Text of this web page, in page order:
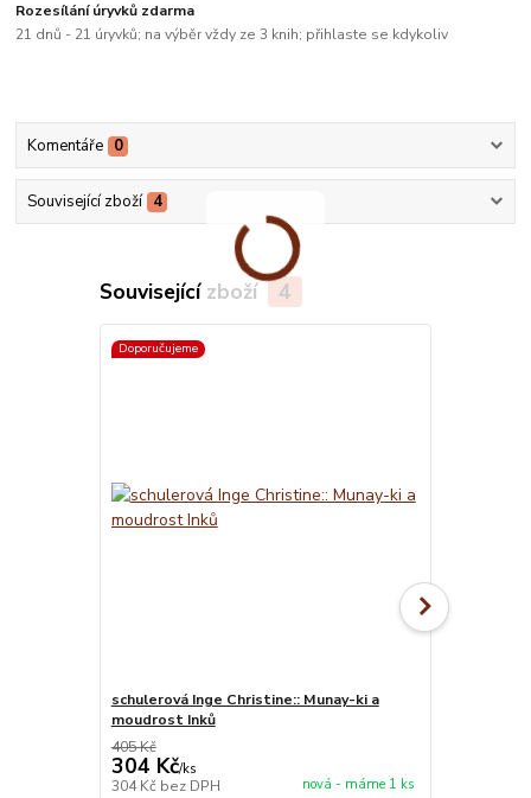
Rozesílání úryvků zdarma
21 dnů - 21 úryvků; na výběr vždy ze 3 knih; přihlaste se kdykoliv
Komentáře 0
Související zboží 4
Související zboží 4
Doporučujeme
schulerová Inge Christine:: Munay-ki a
moudrost Inků
405 Kč
304 Kč/ks
304 Kč bez DPH nová - máme 1 ks